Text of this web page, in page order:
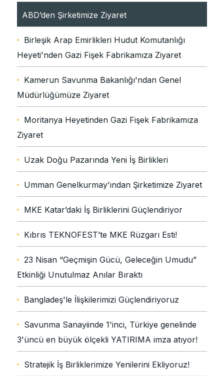
ABD’den Şirketimize Ziyaret
Birleşik Arap Emirlikleri Hudut Komutanlığı
Heyeti'nden Gazi Fişek Fabrikamıza Ziyaret
Kamerun Savunma Bakanlığı'ndan Genel
Müdürlüğümüze Ziyaret
Moritanya Heyetinden Gazi Fişek Fabrikamıza
Ziyaret
Uzak Doğu Pazarında Yeni İş Birlikleri
Umman Genelkurmay’ından Şirketimize Ziyaret
MKE Katar’daki İş Birliklerini Güçlendiriyor
Kıbrıs TEKNOFEST’te MKE Rüzgarı Esti!
23 Nisan “Geçmişin Gücü, Geleceğin Umudu”
Etkinliği Unutulmaz Anılar Bıraktı
Bangladeş'le İlişkilerimizi Güçlendiriyoruz
Savunma Sanayiinde 1'inci, Türkiye genelinde
3'üncü en büyük ölçekli YATIRIMA imza atıyor!
Stratejik İş Birliklerimize Yenilerini Ekliyoruz!